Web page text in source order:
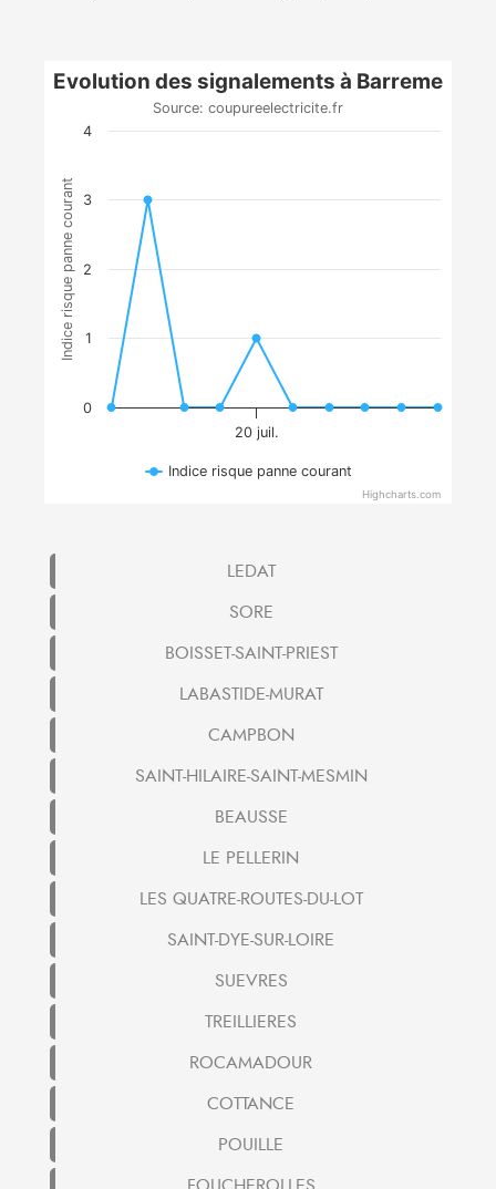
Indice risque panne courant
Evolution des signalements à Barreme
Source: coupureelectricite.fr
20 juil.
0
1
2
3
4
Indice risque panne courant
Highcharts.com
LEDAT
SORE
BOISSET-SAINT-PRIEST
LABASTIDE-MURAT
CAMPBON
SAINT-HILAIRE-SAINT-MESMIN
BEAUSSE
LE PELLERIN
LES QUATRE-ROUTES-DU-LOT
SAINT-DYE-SUR-LOIRE
SUEVRES
TREILLIERES
ROCAMADOUR
COTTANCE
POUILLE